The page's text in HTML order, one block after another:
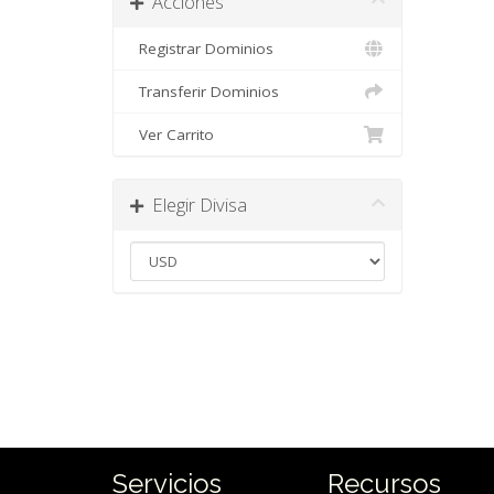
Registrar Dominios
Transferir Dominios
Ver Carrito
Elegir Divisa
Servicios Recursos